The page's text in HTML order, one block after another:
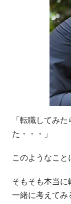
「転職してみ
た・・・」
このようなこと
そもそも本当に
一緒に考えてみ